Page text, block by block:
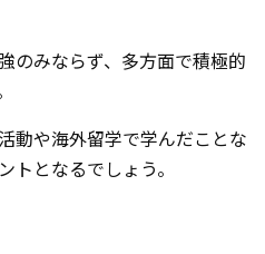
のみならず、多方面で積極的
動や海外留学で学んだことな
トとなるでしょう。